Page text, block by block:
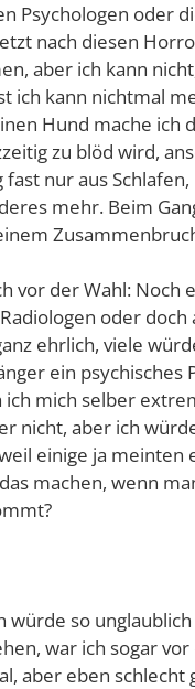
Psychologen oder
nach diesen
aber ich kann
ich kann nichtmal
Hund mache ich
zu blöd wird,
nur aus Schlafen,
mehr. Beim
vor der Wahl: Noch
oder doch
ehrlich, viele
ein psychisches
ich mich selber
nicht, aber ich
einige ja meinten
machen, wenn
würde so
war ich sogar vor
aber eben schlecht